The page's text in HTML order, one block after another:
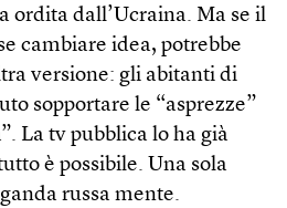
ordita dall’Ucraina. Ma se il
cambiare idea, potrebbe
versione: gli abitanti di
sopportare le “asprezze”
La tv pubblica lo ha già
è possibile. Una sola
russa mente.